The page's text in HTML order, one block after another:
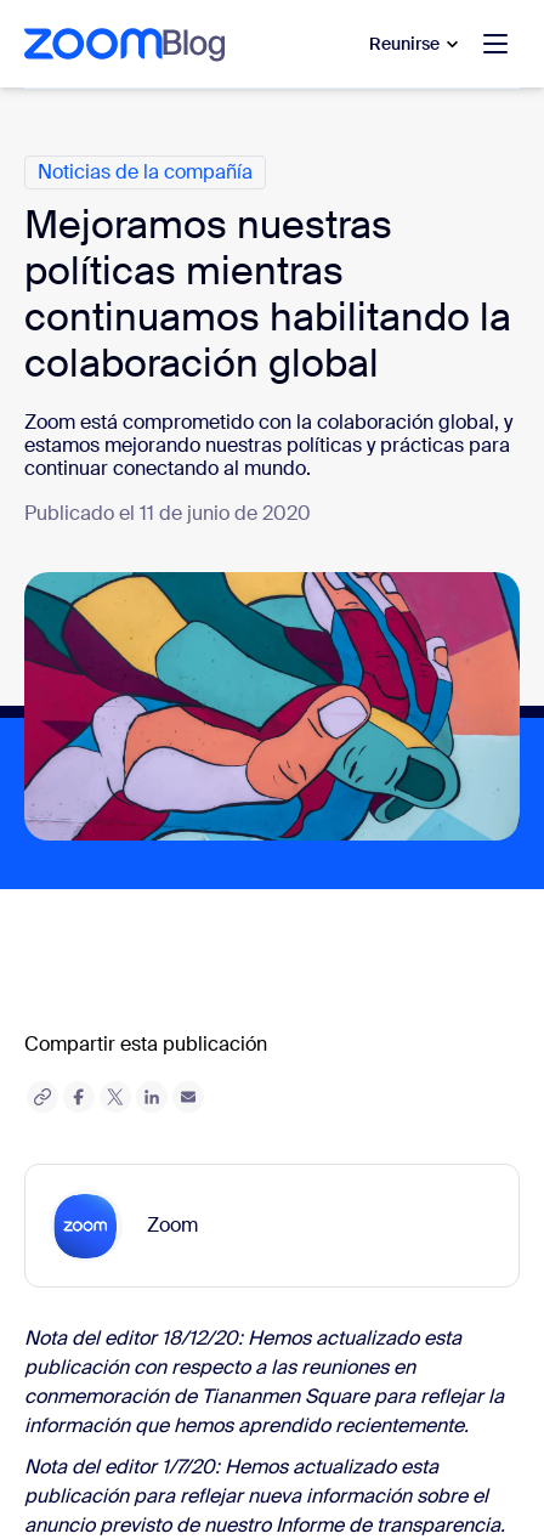
contenido principal
al chat de ayuda
Reunirse
Noticias de la compañía
Mejoramos nuestras
políticas mientras
continuamos habilitando la
colaboración global
Zoom está comprometido con la colaboración global, y
estamos mejorando nuestras políticas y prácticas para
continuar conectando al mundo.
Publicado el 11 de junio de 2020
Compartir esta publicación
Zoom
Nota del editor 18/12/20: Hemos actualizado esta
publicación con respecto a las reuniones en
conmemoración de Tiananmen Square para reflejar la
información que hemos aprendido recientemente.
Nota del editor 1/7/20: Hemos actualizado esta
publicación para reflejar nueva información sobre el
anuncio previsto de nuestro Informe de transparencia.